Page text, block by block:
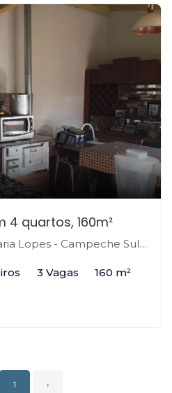
4 quartos, 160m²
- Campeche Sul, Florianópolis-SC
3 Vagas 160 m²
1 ›